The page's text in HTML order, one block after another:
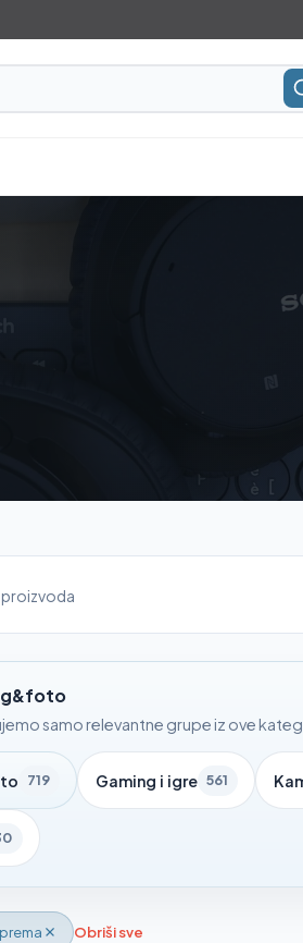
proizvoda
samo relevantne grupe iz ove
719 Gaming i igre 561
Obriši sve